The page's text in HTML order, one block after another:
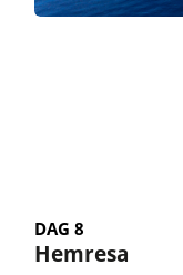
DAG 8
Hemresa